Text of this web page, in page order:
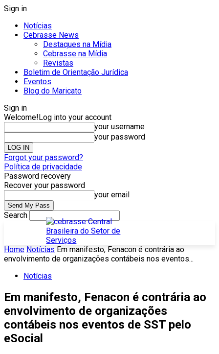
Sign in
Notícias
Cebrasse News
Destaques na Mídia
Cebrasse na Mídia
Revistas
Boletim de Orientação Jurídica
Eventos
Blog do Maricato
Sign in
Welcome!Log into your account
your username
your password
Forgot your password?
Política de privacidade
Password recovery
Recover your password
your email
Search
Home Notícias Em manifesto, Fenacon é contrária ao
envolvimento de organizações contábeis nos eventos...
Notícias
Em manifesto, Fenacon é contrária ao
envolvimento de organizações
contábeis nos eventos de SST pelo
eSocial